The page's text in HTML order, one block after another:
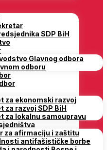
SDP BiH
Glavnog odbora
odboru
za ekonomski razvoj
za razvoj SDP BiH
za lokalnu samoupravu
za afirmaciju i zaštitu
antifašističke borbe